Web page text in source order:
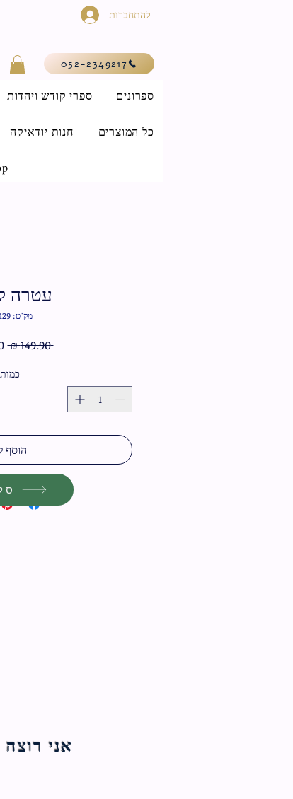
להתחברות
052-2349217
ספרי קודש ויהדות ספרונים
חנות יודאיקה כל המוצרים
עטרה
מק"ט: IB46429
‏149.90 ‏₪
‏148.90 ‏₪
כמות
הוסף
אני רוצה לקבל